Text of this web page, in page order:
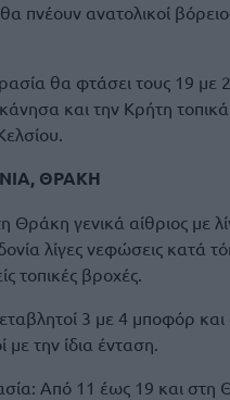
πνέουν ανατολικοί
θα φτάσει τους 19 με
και την Κρήτη
ΘΡΑΚΗ
Θράκη γενικά αίθριος με
λίγες νεφώσεις κατά
τοπικές βροχές.
3 με 4 μποφόρ και
με την ίδια ένταση.
Από 11 έως 19 και στη